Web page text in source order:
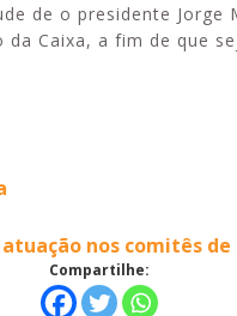
de o presidente
Caixa, a fim de que
nos comitês
Compartilhe: